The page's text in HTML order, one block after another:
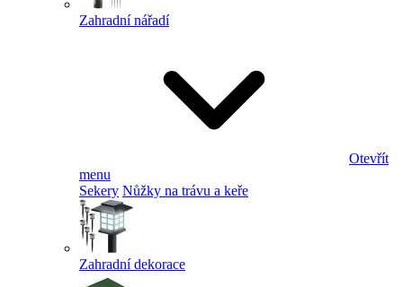
Zahradní nářadí
Otevřít
menu
Sekery Nůžky na trávu a keře
Zahradní dekorace